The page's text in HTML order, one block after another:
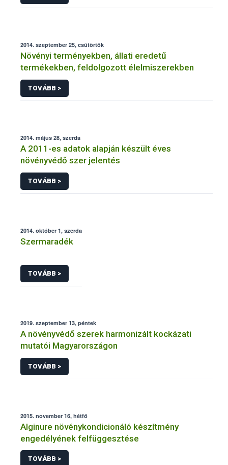
2014. szeptember 25, csütörtök
Növényi terményekben, állati eredetű
termékekben, feldolgozott élelmiszerekben
TOVÁBB >
2014. május 28, szerda
A 2011-es adatok alapján készült éves
növényvédő szer jelentés
TOVÁBB >
2014. október 1, szerda
Szermaradék
TOVÁBB >
2019. szeptember 13, péntek
A növényvédő szerek harmonizált kockázati
mutatói Magyarországon
TOVÁBB >
2015. november 16, hétfő
Alginure növénykondicionáló készítmény
engedélyének felfüggesztése
TOVÁBB >